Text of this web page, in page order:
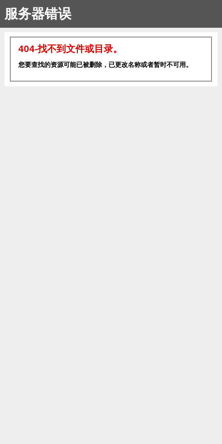
服务器错误
404-找不到文件或目录。
您要查找的资源可能已被删除，已更改名称或者暂时不可用。